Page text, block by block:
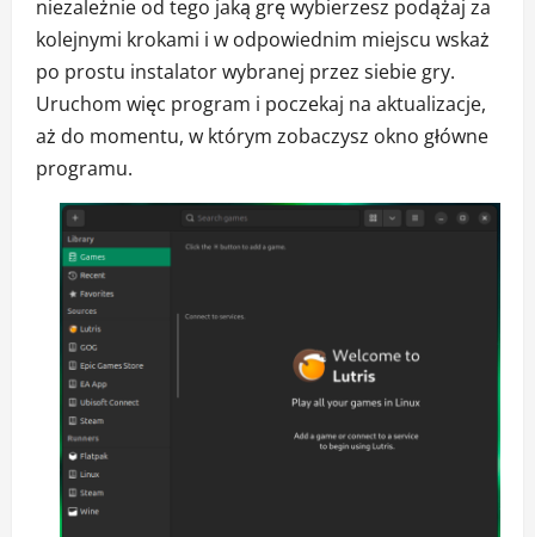
niezależnie od tego jaką grę wybierzesz podążaj za
kolejnymi krokami i w odpowiednim miejscu wskaż
po prostu instalator wybranej przez siebie gry.
Uruchom więc program i poczekaj na aktualizacje,
aż do momentu, w którym zobaczysz okno główne
programu.